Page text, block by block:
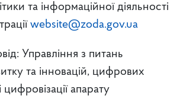
та інформаційної діяльності
website@zoda.gov.ua
Управління з питань
та інновацій, цифрових
апарату